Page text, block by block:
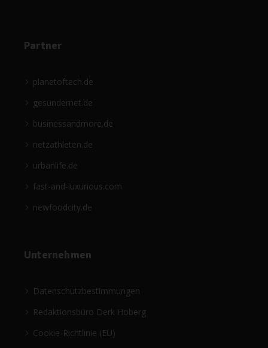
Partner
planetoftech.de
gesündernet.de
businessandmore.de
netzathleten.de
urbanlife.de
fast-and-luxurious.com
newfoodcity.de
Unternehmen
Datenschutzbestimmungen
Redaktionsbüro Derk Hoberg
Cookie-Richtlinie (EU)